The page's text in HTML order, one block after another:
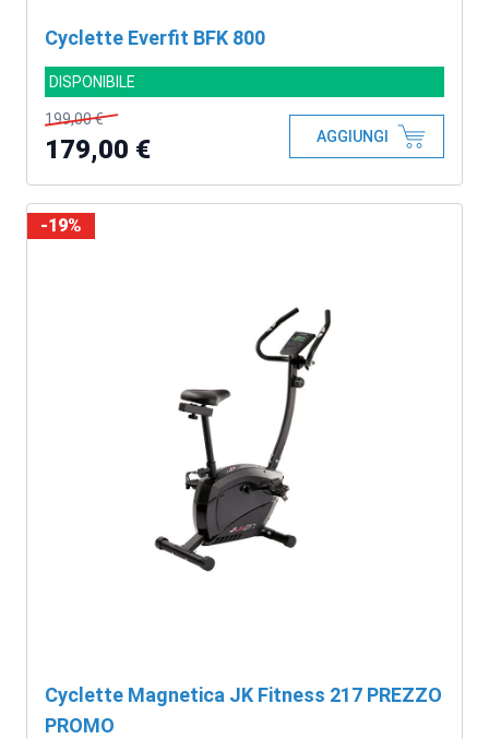
Cyclette Everfit BFK 800
DISPONIBILE
199,00 €
179,00 € AGGIUNGI
Cyclette Magnetica JK Fitness 217 PREZZO
PROMO
-19%